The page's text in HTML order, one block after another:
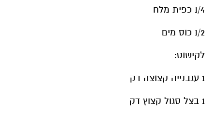
1/4 כפית מלח
1/2 כוס מים
לקישוט:
1 עגבנייה קצוצה דק
1 בצל סגול קצוץ דק